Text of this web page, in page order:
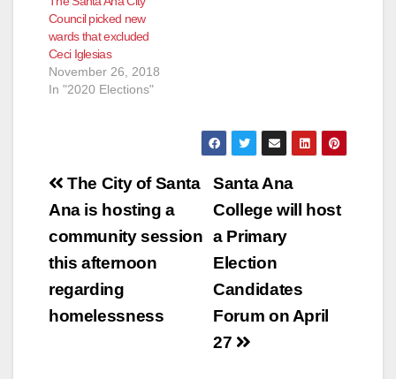
Council picked new
wards that excluded
Ceci Iglesias
November 26, 2018
In "2020 Elections"
Post
navigation
Santa Ana
College will host
a Primary
Election
Candidates
Forum on April
27
The City of Santa
Ana is hosting a
community session
this afternoon
regarding
homelessness